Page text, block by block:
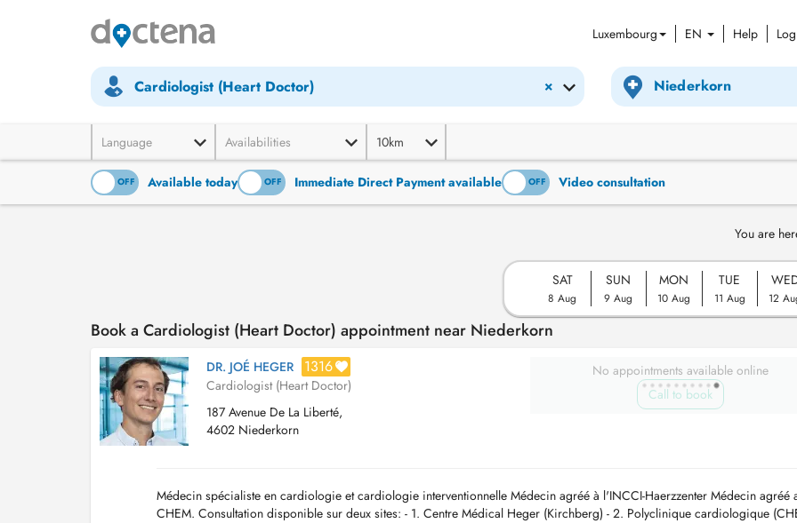
Luxembourg EN Help
×
Cardiologist (Heart Doctor)
Language Availabilities 10km
OFF Available today
ON OFF Immediate Direct Payment available
ON OFF Video consultation
You are
SAT
8 Aug
SUN
9 Aug
MON
10 Aug
TUE
11 Aug 12
Book a Cardiologist (Heart Doctor) appointment near Niederkorn
DR. JOÉ HEGER 1316
Cardiologist (Heart Doctor)
187 Avenue De La Liberté,
4602 Niederkorn
No appointments available online
Call to book
Médecin spécialiste en cardiologie et cardiologie interventionnelle Médecin agréé à l'INCCI-Haerzzenter Médecin agréé
CHEM. Consultation disponible sur deux sites: - 1. Centre Médical Heger (Kirchberg) - 2. Polyclinique cardiologique